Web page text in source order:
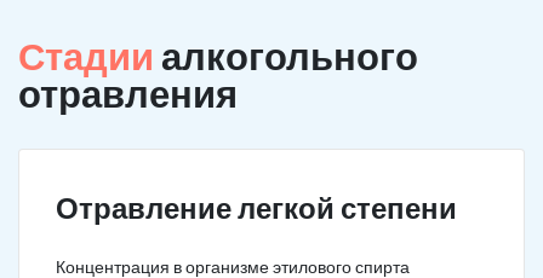
Стадии алкогольного
отравления
Отравление легкой степени
Концентрация в организме этилового спирта